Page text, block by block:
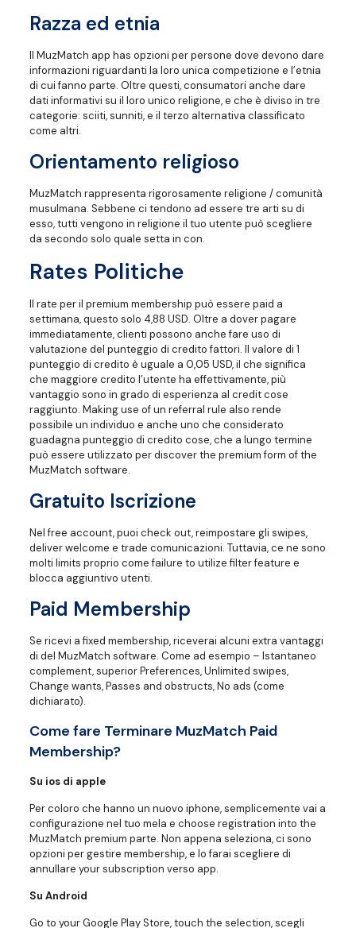
Razza ed etnia
Il MuzMatch app has opzioni per persone dove devono dare
informazioni riguardanti la loro unica competizione e l’etnia
di cui fanno parte. Oltre questi, consumatori anche dare
dati informativi su il loro unico religione, e che è diviso in tre
categorie: sciiti, sunniti, e il terzo alternativa classificato
come altri.
Orientamento religioso
MuzMatch rappresenta rigorosamente religione / comunità
musulmana. Sebbene ci tendono ad essere tre arti su di
esso, tutti vengono in religione il tuo utente può scegliere
da secondo solo quale setta in con.
Rates Politiche
Il rate per il premium membership può essere paid a
settimana, questo solo 4,88 USD. Oltre a dover pagare
immediatamente, clienti possono anche fare uso di
valutazione del punteggio di credito fattori. Il valore di 1
punteggio di credito è uguale a 0,05 USD, il che significa
che maggiore credito l’utente ha effettivamente, più
vantaggio sono in grado di esperienza al credit cose
raggiunto. Making use of un referral rule also rende
possibile un individuo e anche uno che considerato
guadagna punteggio di credito cose, che a lungo termine
può essere utilizzato per discover the premium form of the
MuzMatch software.
Gratuito Iscrizione
Nel free account, puoi check out, reimpostare gli swipes,
deliver welcome e trade comunicazioni. Tuttavia, ce ne sono
molti limits proprio come failure to utilize filter feature e
blocca aggiuntivo utenti.
Paid Membership
Se ricevi a fixed membership, riceverai alcuni extra vantaggi
di del MuzMatch software. Come ad esempio – Istantaneo
complement, superior Preferences, Unlimited swipes,
Change wants, Passes and obstructs, No ads (come
dichiarato).
Come fare Terminare MuzMatch Paid
Membership?
Su ios di apple
Per coloro che hanno un nuovo iphone, semplicemente vai a
configurazione nel tuo mela e choose registration into the
MuzMatch premium parte. Non appena seleziona, ci sono
opzioni per gestire membership, e lo farai scegliere di
annullare your subscription verso app.
Su Android
Go to your Google Play Store, touch the selection, scegli